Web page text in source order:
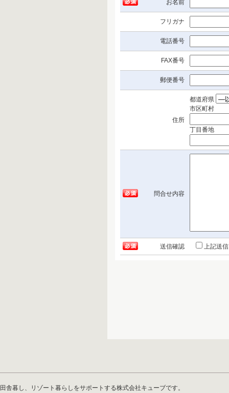
お名前
フリガナ
電話番号
FAX番号
郵便番号
住所
都道府県
市区町村
丁目番地
問合せ内容
送信確認 上記送
田舎暮し、リゾート暮らしをサポートする株式会社キューブです。